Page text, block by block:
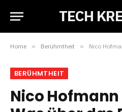
TECH
Home » Berühmtheit » Nico Hofmann
BERÜHMTHEIT
Nico